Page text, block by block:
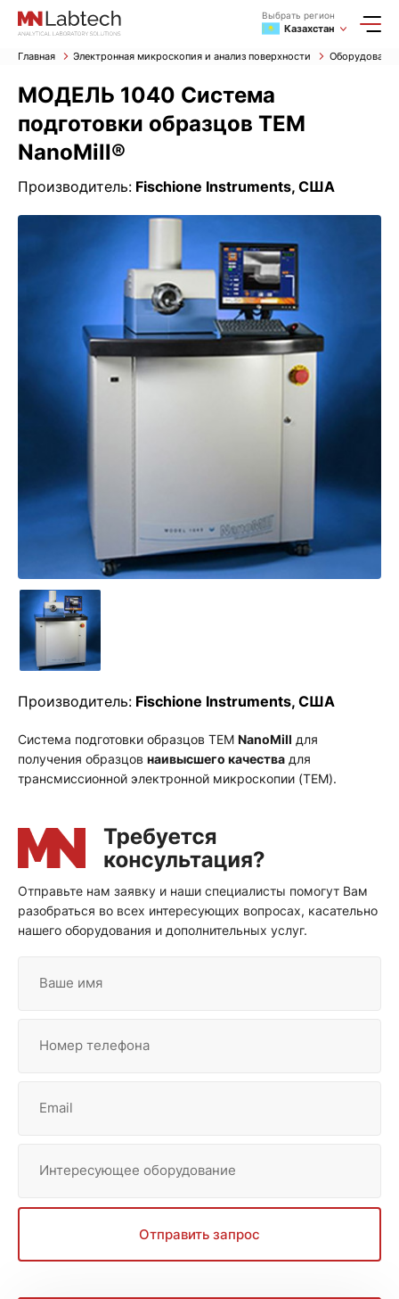
Выбрать регион
Казахстан
Главная Электронная микроскопия и анализ поверхности
МОДЕЛЬ 1040 Система
подготовки образцов TEM
NanoMill®
Производитель: Fischione Instruments, США
Производитель: Fischione Instruments, США
Система подготовки образцов TEM NanoMill для
получения образцов наивысшего качества для
трансмиссионной электронной микроскопии (TEM).
Отправьте нам заявку и наши специалисты помогут Вам
разобраться во всех интересующих вопросах, касательно
нашего оборудования и дополнительных услуг.
Ваше имя
Номер телефона
Email
Интересующее оборудование
Отправить запрос